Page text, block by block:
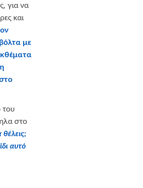
για να
και
με
του
στο
θέλεις;
αυτό